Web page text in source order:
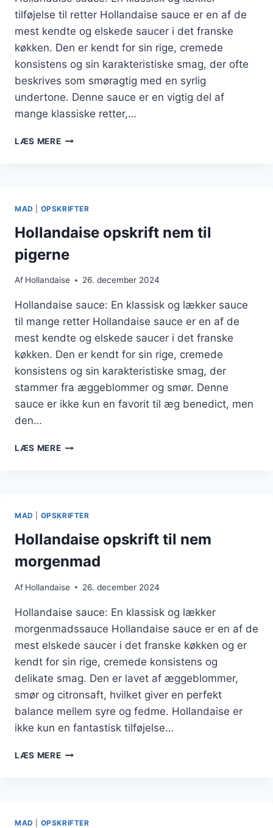
tilføjelse til retter Hollandaise sauce er en af de
mest kendte og elskede saucer i det franske
køkken. Den er kendt for sin rige, cremede
konsistens og sin karakteristiske smag, der ofte
beskrives som smøragtig med en syrlig
undertone. Denne sauce er en vigtig del af
mange klassiske retter,…
LÆS MERENEM
MAD OPSKRIFTER
Hollandaise opskrift nem til
pigerne
Af Hollandaise 26. december 2024
Hollandaise sauce: En klassisk og lækker sauce
til mange retter Hollandaise sauce er en af de
mest kendte og elskede saucer i det franske
køkken. Den er kendt for sin rige, cremede
konsistens og sin karakteristiske smag, der
stammer fra æggeblommer og smør. Denne
sauce er ikke kun en favorit til æg benedict, men
den…
LÆS MEREHOLLANDAISE
MAD OPSKRIFTER
Hollandaise opskrift til nem
morgenmad
Af Hollandaise 26. december 2024
Hollandaise sauce: En klassisk og lækker
morgenmadssauce Hollandaise sauce er en af de
mest elskede saucer i det franske køkken og er
kendt for sin rige, cremede konsistens og
delikate smag. Den er lavet af æggeblommer,
smør og citronsaft, hvilket giver en perfekt
balance mellem syre og fedme. Hollandaise er
ikke kun en fantastisk tilføjelse…
LÆS MEREHOLLANDAISE
MAD OPSKRIFTER